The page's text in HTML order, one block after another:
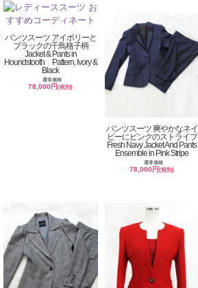
パンツスーツ アイボリーと
ブラックの千鳥格子柄
Jacket & Pants in
Houndstooth Pattern, Ivory &
Black
通常価格
78,000円(税別)
パンツスーツ 爽やかなネイ
ビーにピンクのストライプ
Fresh Navy Jacket And Pants
Ensemble in Pink Stripe
通常価格
78,000円(税別)